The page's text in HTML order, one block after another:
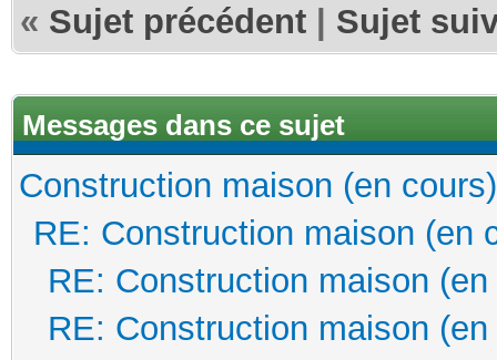
« Sujet précédent Sujet
Messages dans ce sujet
Construction maison (en cours)
RE: Construction maison (en
RE: Construction maison
RE: Construction maison